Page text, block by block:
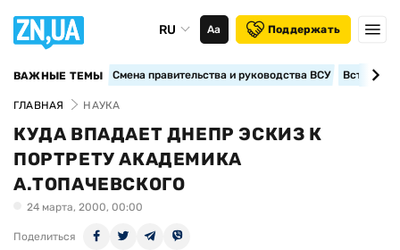
RU Аа Поддержать
ВАЖНЫЕ ТЕМЫ Смена правительства и руководства ВСУ
ГЛАВНАЯ НАУКА
КУДА ВПАДАЕТ ДНЕПР ЭСКИЗ К
ПОРТРЕТУ АКАДЕМИКА
А.ТОПАЧЕВСКОГО
24 марта, 2000, 00:00
Поделиться